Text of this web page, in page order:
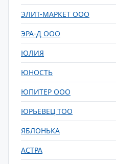
ЭЛИТ-МАРКЕТ ООО
ЭРА-Д ООО
ЮЛИЯ
ЮНОСТЬ
ЮПИТЕР ООО
ЮРЬЕВЕЦ ТОО
ЯБЛОНЬКА
АСТРА